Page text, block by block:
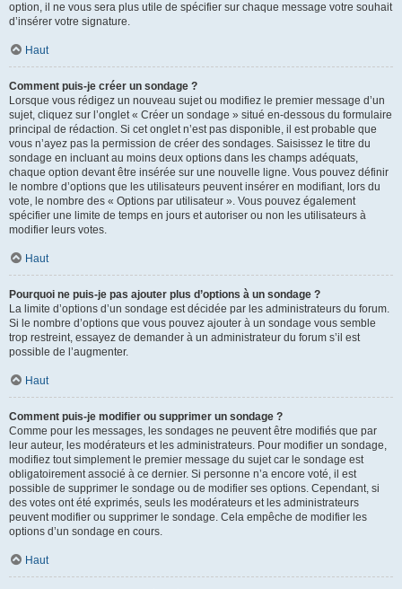
option, il ne vous sera plus utile de spécifier sur chaque message votre souhait
d’insérer votre signature.
Haut
Comment puis-je créer un sondage ?
Lorsque vous rédigez un nouveau sujet ou modifiez le premier message d’un
sujet, cliquez sur l’onglet « Créer un sondage » situé en-dessous du formulaire
principal de rédaction. Si cet onglet n’est pas disponible, il est probable que
vous n’ayez pas la permission de créer des sondages. Saisissez le titre du
sondage en incluant au moins deux options dans les champs adéquats,
chaque option devant être insérée sur une nouvelle ligne. Vous pouvez définir
le nombre d’options que les utilisateurs peuvent insérer en modifiant, lors du
vote, le nombre des « Options par utilisateur ». Vous pouvez également
spécifier une limite de temps en jours et autoriser ou non les utilisateurs à
modifier leurs votes.
Haut
Pourquoi ne puis-je pas ajouter plus d’options à un sondage ?
La limite d’options d’un sondage est décidée par les administrateurs du forum.
Si le nombre d’options que vous pouvez ajouter à un sondage vous semble
trop restreint, essayez de demander à un administrateur du forum s’il est
possible de l’augmenter.
Haut
Comment puis-je modifier ou supprimer un sondage ?
Comme pour les messages, les sondages ne peuvent être modifiés que par
leur auteur, les modérateurs et les administrateurs. Pour modifier un sondage,
modifiez tout simplement le premier message du sujet car le sondage est
obligatoirement associé à ce dernier. Si personne n’a encore voté, il est
possible de supprimer le sondage ou de modifier ses options. Cependant, si
des votes ont été exprimés, seuls les modérateurs et les administrateurs
peuvent modifier ou supprimer le sondage. Cela empêche de modifier les
options d’un sondage en cours.
Haut